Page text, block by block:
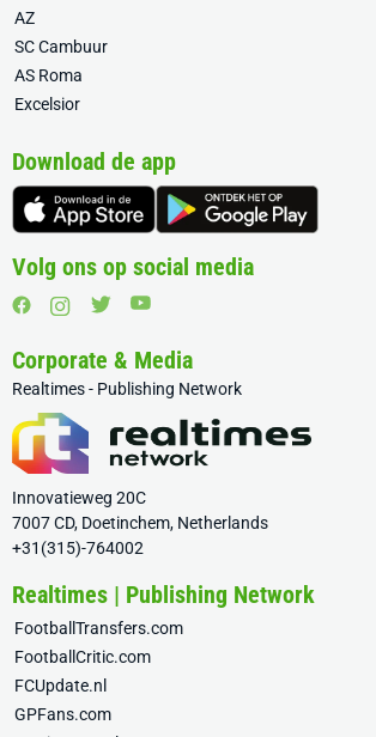
AZ
SC Cambuur
AS Roma
Excelsior
Download de app
Volg ons op social media
Corporate & Media
Realtimes - Publishing Network
Innovatieweg 20C
7007 CD, Doetinchem, Netherlands
+31(315)-764002
Realtimes | Publishing Network
FootballTransfers.com
FootballCritic.com
FCUpdate.nl
GPFans.com